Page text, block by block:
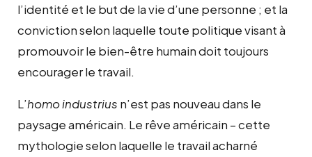
l’identité et le but de la vie d’une personne ; et la
conviction selon laquelle toute politique visant à
promouvoir le bien-être humain doit toujours
encourager le travail.
L’homo industrius n’est pas nouveau dans le
paysage américain. Le rêve américain – cette
mythologie selon laquelle le travail acharné